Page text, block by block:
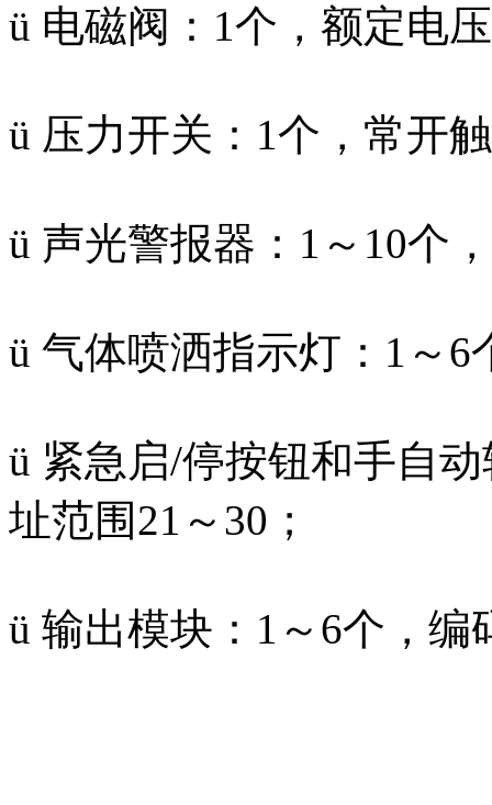
ü 电磁阀：1个，额定电
ü 压力开关：1个，常开
ü 声光警报器：1～10个
ü 气体喷洒指示灯：1～6
ü 紧急启/停按钮和手自
址范围21～30；
ü 输出模块：1～6个，编